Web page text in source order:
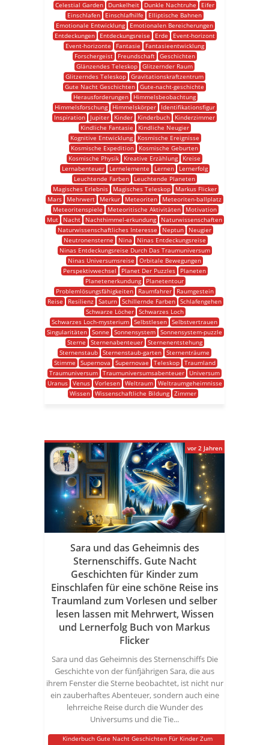
Celestial Garden
Dunkelheit Dunkle Nachtruhe
Eifer
Einschlafen
Einschlafhilfe
Elliptische Bahnen
Emotionale Entwicklung
Emotionalen Bereicherungen
Entdeckungen
Entdeckungsreise Erde
Event-horizont
Event-horizonte
Fantasie
Fantasieentwicklung
Forschergeist
Freundschaft
Geschichten
Glänzendes Teleskop Glitzernder Raum
Glitzerndes Teleskop Gravitationskraftzentrum
Gute Nacht Geschichten Gute-nacht-geschichte
Herausforderungen
Himmelsbeobachtung
Himmelsforschung
Himmelskörper
Identifikationsfigur
Inspiration
Jupiter Kinder Kinderbuch
Kinderzimmer
Kindliche Fantasie
Kindliche Neugier
Kognitive Entwicklung
Kosmische Ereignisse
Kosmische Expedition
Kosmische Geburten
Kosmische Physik
Kreative Erzählung
Kreise
Lernabenteuer
Lernelemente Lernen
Lernerfolg
Leuchtende Farben
Leuchtende Planeten
Magisches Erlebnis
Magisches Teleskop
Markus Flicker
Mars
Mehrwert Merkur Meteoriten
Meteoriten-ballplatz
Meteoritenspiele
Meteoritische Aktivitäten
Motivation
Mut
Nacht Nachthimmel-erkundung
Naturwissenschaften
Naturwissenschaftliches Interesse
Neptun
Neugier
Neutronensterne
Nina
Ninas Entdeckungsreise
Ninas Entdeckungsreise Durch Das Traumuniversum
Ninas Universumsreise
Orbitale Bewegungen
Perspektivwechsel
Planet Der Puzzles
Planeten
Planetenerkundung
Planetentour
Problemlösungsfähigkeiten
Raumfahrer
Raumgestein
Reise
Resilienz Saturn Schillernde Farben Schlafengehen
Schwarze Löcher
Schwarzes Loch
Schwarzes Loch-mysterium Selbstlesen Selbstvertrauen
Singularitäten Sonne Sonnensystem Sonnensystem-puzzle
Sterne
Sternenabenteuer
Sternenentstehung
Sternenstaub Sternenstaub-garten Sternenträume
Stimme
Supernova Supernovae Teleskop
Traumland
Traumuniversum Traumuniversumsabenteuer
Universum
Uranus
Venus Vorlesen Weltraum
Weltraumgeheimnisse
Wissen Wissenschaftliche Bildung Zimmer
Sara und das Geheimnis des
Sternenschiffs. Gute Nacht
Geschichten für Kinder zum
Einschlafen für eine schöne Reise ins
Traumland zum Vorlesen und selber
lesen lassen mit Mehrwert, Wissen
und Lernerfolg Buch von Markus
Flicker
Sara und das Geheimnis des Sternenschiffs Die
Geschichte von der fünfjährigen Sara, die aus
ihrem Fenster die Sterne beobachtet, ist nicht nur
ein zauberhaftes Abenteuer, sondern auch eine
lehrreiche Reise durch die Wunder des
Universums und die Tie...
Kinderbuch Gute Nacht Geschichten Für Kinder Zum
vor 2 Jahren